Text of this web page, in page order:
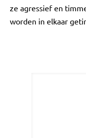
ze agressief en
worden in elkaar